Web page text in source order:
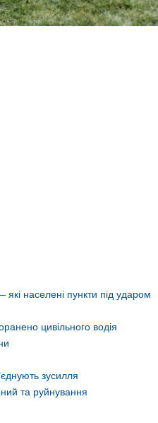
населені пункти під ударом
цивільного водія
зусилля
та руйнування